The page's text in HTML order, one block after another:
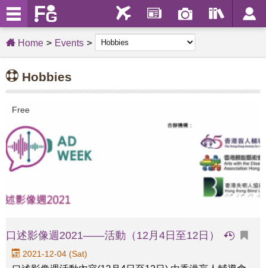
Home Events
Hobbies
Free
口述影像週2021——活動（12月4日至12日）
2021-12-04 (Sat)